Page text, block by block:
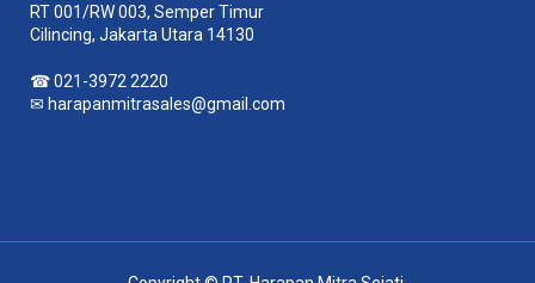
RT 001/RW 003, Semper Timur
Cilincing, Jakarta Utara 14130
☎021-3972 2220
✉ harapanmitrasales@gmail.com